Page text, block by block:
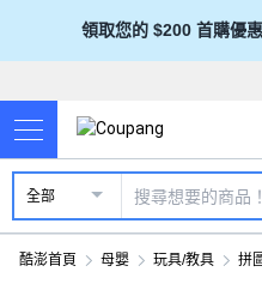
領取您的 $200 首購優
全部
酷澎首頁 母嬰 玩具/教具 拼